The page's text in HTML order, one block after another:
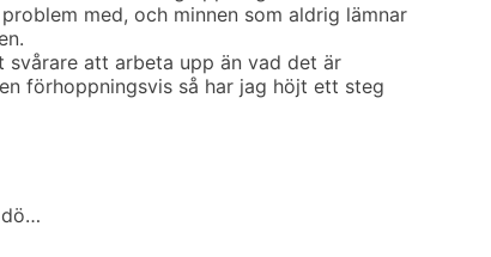
med, och minnen som aldrig lämnar
att arbeta upp än vad det är
förhoppningsvis så har jag höjt ett steg
dö…